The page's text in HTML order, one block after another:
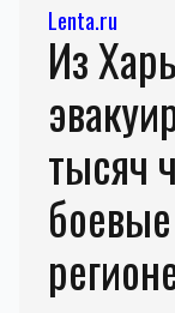
Lenta.ru
Из
тысяч